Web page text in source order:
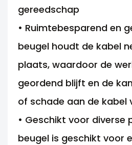
gereedschap
• Ruimtebesparend en
beugel houdt de kabel
plaats, waardoor de
geordend blijft en de
of schade aan de kabel
• Geschikt voor diverse
beugel is geschikt voor